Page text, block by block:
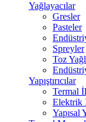
Yağlayacılar
Gresler
Pasteler
Spreyler
Toz
Yapıştırıcılar
Termal
Elektrik
Yapısal